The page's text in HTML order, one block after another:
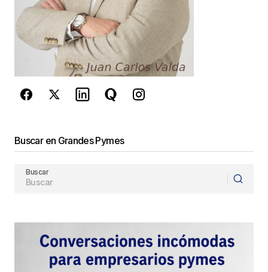
Este sitio esta protegido por
reCAPTCHA y laPolítica de
privacidady losTérminos del servicio
de Google se aplican.
Buscar en Grandes Pymes
Buscar